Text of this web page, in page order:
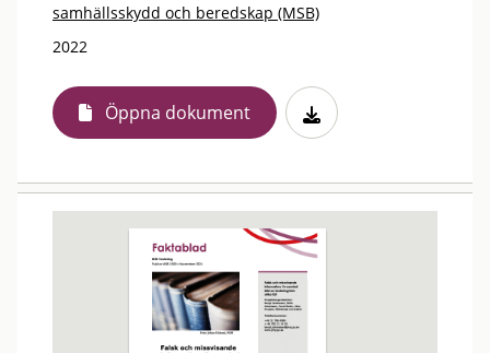
samhällsskydd och beredskap (MSB)
2022
Öppna dokument